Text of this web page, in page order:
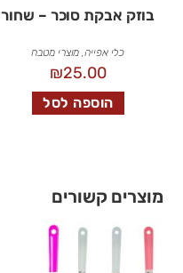
בוזק אבקת סוכר – שחור
כלי אפייה, מוצרי מטבח
₪25.00
הוספה לסל
מוצרים קשורים